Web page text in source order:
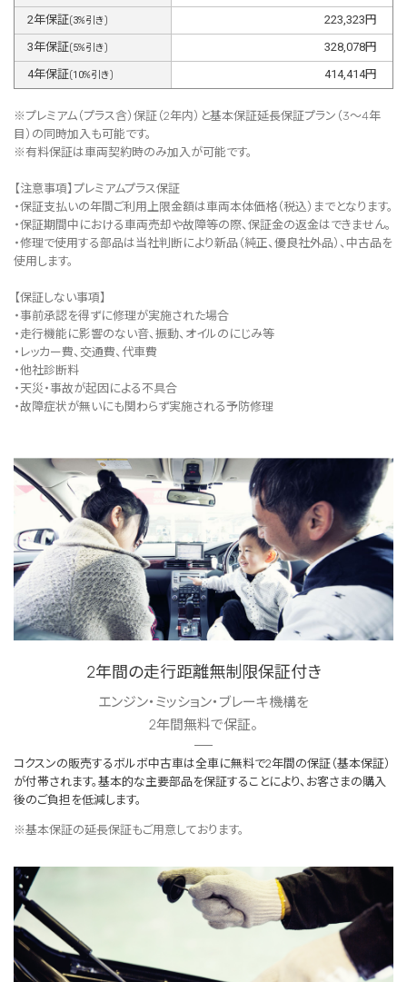
2年保証(3%引き) 223,323 円
3年保証(5%引き) 328,078円
4年保証(10%引き) 414,414円
※プレミアム（プラス含）保証（2年内）と基本保証延長保証プラン（3～4年
目）の同時加入も可能です。
※有料保証は⾞両契約時のみ加⼊が可能です。
【注意事項】プレミアムプラス保証
・保証支払いの年間ご利用上限金額は車両本体価格（税込）までとなります。
・保証期間中における車両売却や故障等の際、保証金の返金はできません。
・修理で使用する部品は当社判断により新品（純正、優良社外品）、中古品を
使用します。
【保証しない事項】
・事前承認を得ずに修理が実施された場合
・走行機能に影響のない音、振動、オイルのにじみ等
・レッカー費、交通費、代車費
・他社診断料
・天災・事故が起因による不具合
・故障症状が無いにも関わらず実施される予防修理
2年間の走行距離無制限保証付き
エンジン・ミッション・ブレーキ機構を
2年間無料で保証。
コクスンの販売するボルボ中古車は全車に無料で2年間の保証（基本保証）
が付帯されます。基本的な主要部品を保証することにより、お客さまの購入
後のご負担を低減します。
※基本保証の延長保証もご用意しております。